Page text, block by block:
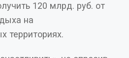
120 млрд. руб. от
на
территориях.